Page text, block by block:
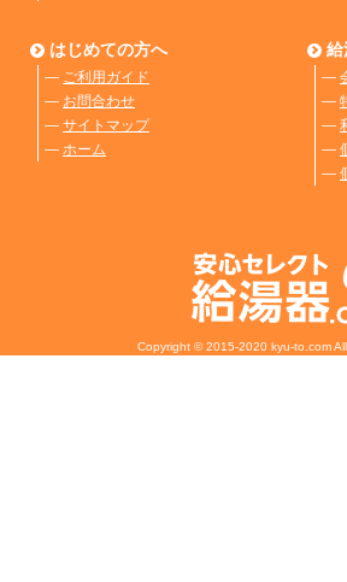
はじめての方へ
― ご利用ガイド
― お問合わせ
― サイトマップ
― ホーム
給
―
―
―
―
―
Copyright © 2015-2020 kyu-to.com